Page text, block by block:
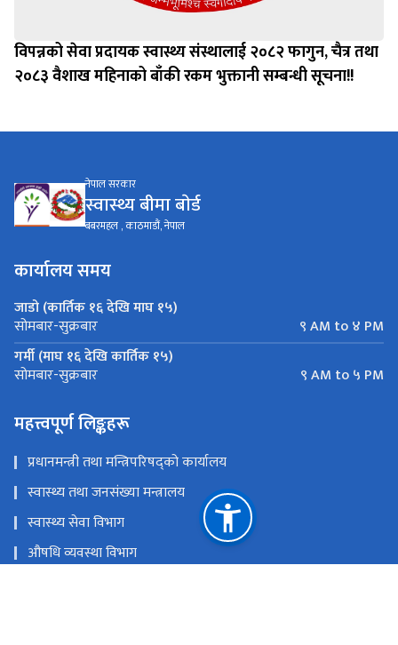
विपन्नको सेवा प्रदायक स्वास्थ्य संस्थालाई २०८२ फागुन, चैत्र तथा
२०८३ वैशाख महिनाको बाँकी रकम भुक्तानी सम्बन्धी सूचना!!
नेपाल सरकार
स्वास्थ्य बीमा बाेर्ड
बबरमहल , काठमाडौं, नेपाल
कार्यालय समय
जाडो (कार्तिक १६ देखि माघ १५)
सोमबार-सुक्रबार
९ AM to ४ PM
गर्मी (माघ १६ देखि कार्तिक १५)
सोमबार-सुक्रबार ९ AM to ५ PM
महत्त्वपूर्ण लिङ्कहरू
प्रधानमन्त्री तथा मन्त्रिपरिषद्को कार्यालय
स्वास्थ्य तथा जनसंख्या मन्त्रालय
स्वास्थ्य सेवा विभाग
औषधि व्यवस्था विभाग